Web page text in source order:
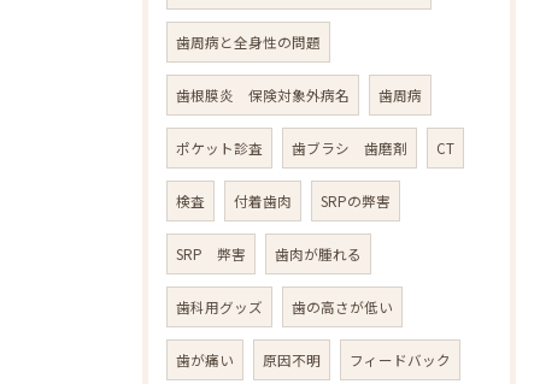
歯周病と全身性の問題
歯根膜炎 保険対象外病名 歯周病
ポケット診査 歯ブラシ 歯磨剤 CT
検査 付着歯肉 SRPの弊害
SRP 弊害 歯肉が腫れる
歯科用グッズ 歯の高さが低い
歯が痛い 原因不明 フィードバック